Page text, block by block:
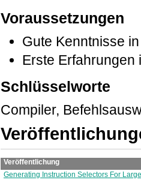
Voraussetzungen
Gute Kenntnisse
Erste Erfahrungen
Schlüsselworte
Compiler,
Veröffentlichung
Generating Instruction Selectors For